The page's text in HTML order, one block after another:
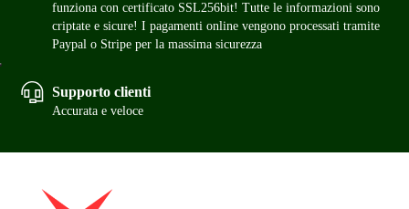
funziona con certificato SSL256bit! Tutte le informazioni sono
criptate e sicure! I pagamenti online vengono processati tramite
Paypal o Stripe per la massima sicurezza
Supporto clienti
Accurata e veloce